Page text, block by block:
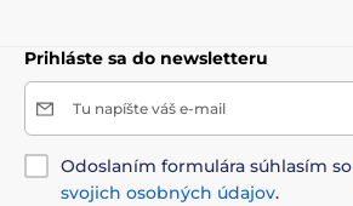
Prihláste sa do newsletteru
Tu napíšte váš e-mail
Odoslaním formulára súhlasím so
svojich osobných údajov.